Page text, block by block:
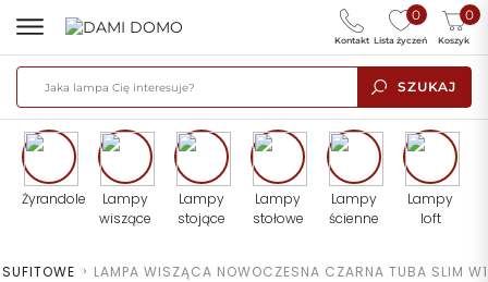
SZUKAJ
0
Lista życzeń
0
Koszyk
Kontakt
Żyrandole
Lampy
wiszące
Lampy
stojące
Lampy
stołowe
Lampy
ścienne
Lampy
loft
> LAMPA WISZĄCA NOWOCZESNA CZARNA TUBA SLIM W1